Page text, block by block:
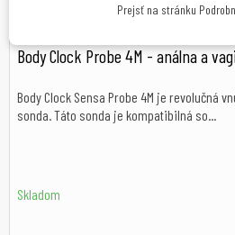
Body Clock Probe 4M - análna a
Body Clock Sensa Probe 4M je revolučná
sonda. Táto sonda je kompatibilná so...
Skladom
Prejsť na stránku